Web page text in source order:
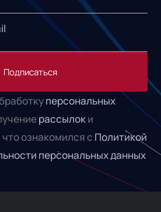
Подписаться
персональных
рассылоки
ознакомился с Политикой
персональных данных